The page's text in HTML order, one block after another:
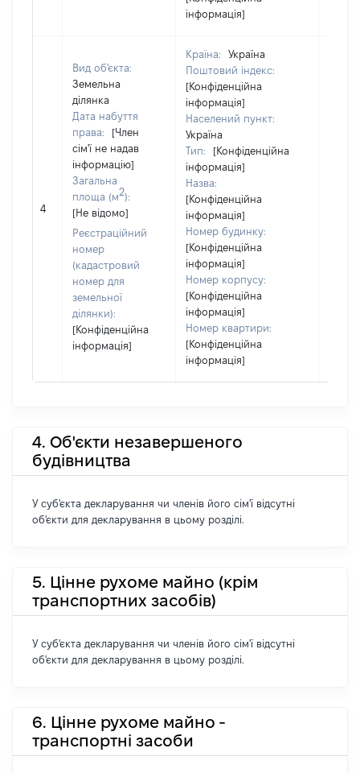
інформація]
4
Вид об'єкта:
Земельна
ділянка
Дата набуття
права:
[Член
сім'ї не надав
інформацію]
Загальна
площа (м2):
[Не відомо]
Реєстраційний
номер
(кадастровий
номер для
земельної
ділянки):
[Конфіденційна
інформація]
Країна:
Україна
Поштовий індекс:
[Конфіденційна
інформація]
Населений пункт:
Україна
Тип:
[Конфіденційна
інформація]
Назва:
[Конфіденційна
інформація]
Номер будинку:
[Конфіденційна
інформація]
Номер корпусу:
[Конфіденційна
інформація]
Номер квартири:
[Конфіденційна
інформація]
4. Об'єкти незавершеного
будівництва
У суб'єкта декларування чи членів його сім'ї відсутні
об'єкти для декларування в цьому розділі.
5. Цінне рухоме майно (крім
транспортних засобів)
У суб'єкта декларування чи членів його сім'ї відсутні
об'єкти для декларування в цьому розділі.
6. Цінне рухоме майно -
транспортні засоби